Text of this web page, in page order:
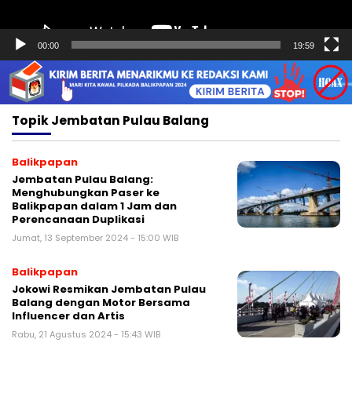
00:00 19:59
TopikJembatan Pulau Balang
Balikpapan
Jembatan Pulau Balang:
Menghubungkan Paser ke
Balikpapan dalam 1 Jam dan
Perencanaan Duplikasi
Jumat, 13 September 2024 - 15:00 WIB
Balikpapan
Jokowi Resmikan Jembatan Pulau
Balang dengan Motor Bersama
Influencer dan Artis
Rabu, 21 Agustus 2024 - 15:43 WIB